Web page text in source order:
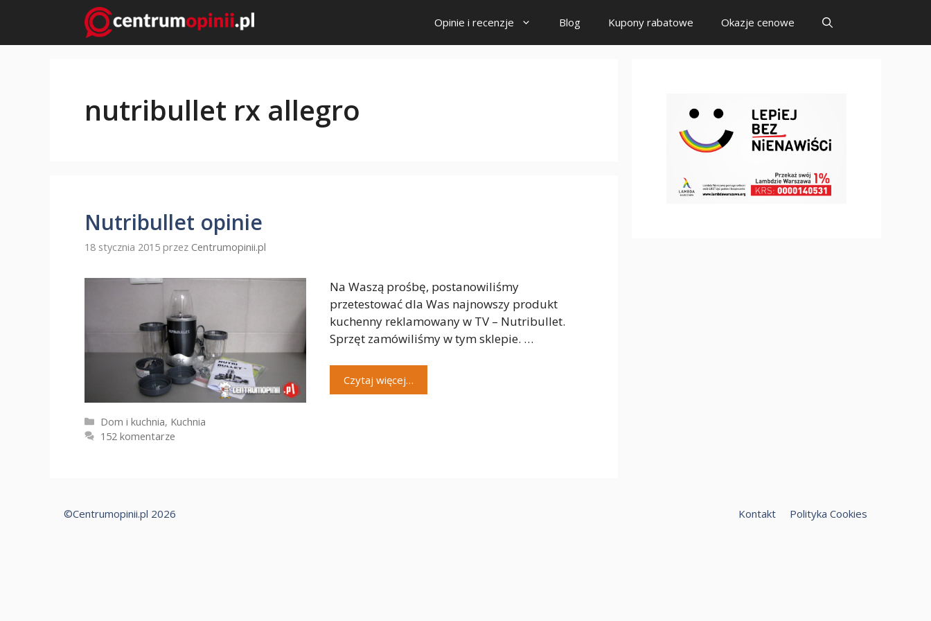
treści
Opinie i recenzje Blog Kupony rabatowe Okazje cenowe
nutribullet rx allegro
Nutribullet opinie
18 stycznia 2015 przez Centrumopinii.pl
Na Waszą prośbę, postanowiliśmy
przetestować dla Was najnowszy produkt
kuchenny reklamowany w TV – Nutribullet.
Sprzęt zamówiliśmy w tym sklepie. …
Czytaj więcej…
Kategorie
Dom i kuchnia, Kuchnia
152 komentarze
Kontakt Polityka Cookies
©Centrumopinii.pl 2026